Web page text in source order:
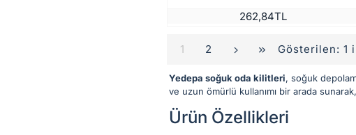
Yedepa soğuk oda kilitleri, soğuk
ve uzun ömürlü kullanımı bir arada
Ürün Özellikleri
262,84TL
1 2 Gösterilen: 1